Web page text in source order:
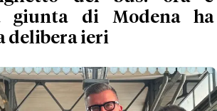
giunta di Modena ha
delibera ieri